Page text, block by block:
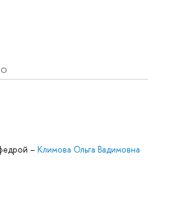
– Климова Ольга Вадимовна